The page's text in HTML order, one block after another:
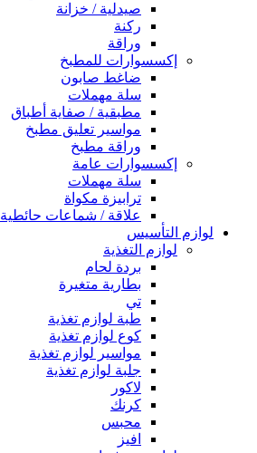
صيدلية / خزانة
ركنة
وراقة
إكسسوارات للمطبخ
ضاغط صابون
سلة مهملات
مطبقية / صفاية أطباق
مواسير تعليق مطبخ
وراقة مطبخ
إكسسوارات عامة
سلة مهملات
ترابيزة مكواة
علاقة / شماعات حائطية
لوازم التأسيس
لوازم التغذية
بردة لحام
بطارية متغيرة
تي
طبة لوازم تغذية
كوع لوازم تغذية
مواسير لوازم تغذية
جلبة لوازم تغذية
لاكور
كرنك
محبس
افيز